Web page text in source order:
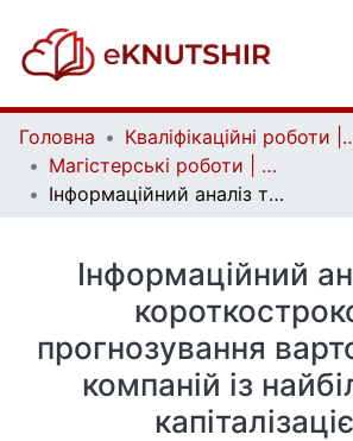
Головна
Кваліфікаційні
Магістерські роботи | Master's theses
Інформаційний аналіз та короткострокове прогнозування вартості акцій компаній із найбільшою капіталізацією
Інформаційний
прогнозування
компаній із